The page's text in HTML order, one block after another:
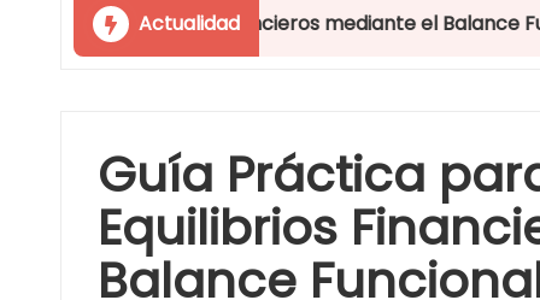
n
a
b
Actualidad
Financieros mediante el Balance Funcional y
Guía Práctica
Equilibrios
Balance